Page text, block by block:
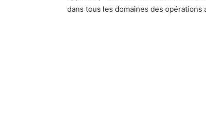
dans tous les domaines des opérations